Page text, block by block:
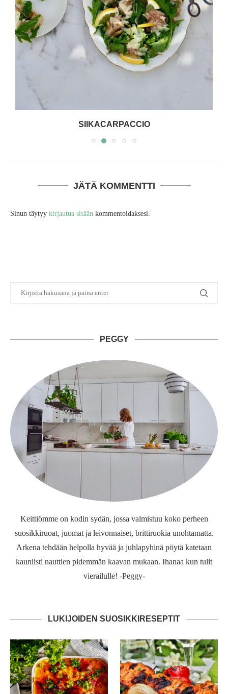
SIIKACARPACCIO
JÄTÄ KOMMENTTI
Sinun täytyy kirjautua sisään kommentoidaksesi.
PEGGY
Keittiömme on kodin sydän, jossa valmistuu koko perheen
suosikkiruoat, juomat ja leivonnaiset, brittiruokia unohtamatta.
Arkena tehdään helpolla hyvää ja juhlapyhinä pöytä katetaan
kauniisti nauttien pidemmän kaavan mukaan. Ihanaa kun tulit
vierailulle! -Peggy-
LUKIJOIDEN SUOSIKKIRESEPTIT